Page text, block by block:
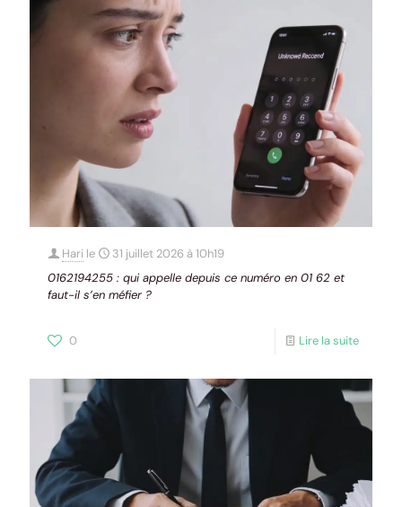
Hari le
31 juillet 2026 à 10h19
0162194255 : qui appelle depuis ce numéro en 01 62 et
faut-il s’en méfier ?
0 Lire la suite